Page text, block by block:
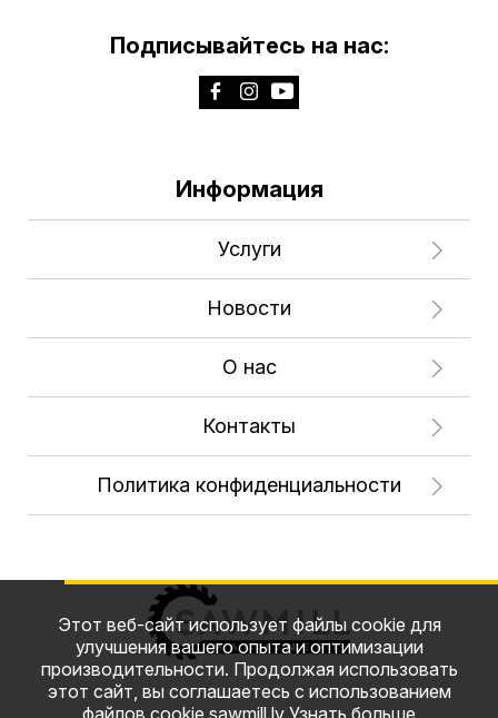
Подписывайтесь на нас:
Информация
Услуги
Новости
О нас
Контакты
Политика конфиденциальности
Этот веб-сайт использует файлы cookie для
улучшения вашего опыта и оптимизации
производительности. Продолжая использовать
этот сайт, вы соглашаетесь с использованием
файлов cookie sawmill.lv Узнать больше